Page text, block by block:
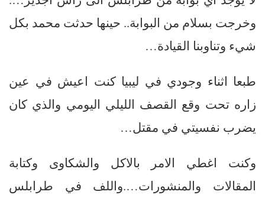
وخرجت بسلام من البوابة.. حينها حدثت محمد بكل
شيء وتناوبنا القيادة…
طبعا اثناء وجودي في ليبيا كنت اعيش في عين
زاره تحت وقع القصف الليلي اليومي والذي كان
يضرب نفسيتي في مقتل…
وكنت اغطي الامر بالاكل والشكاوى وكتابة
المقالات والمنشورات….واللف في طرابلس